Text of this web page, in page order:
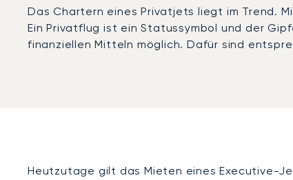
Das Chartern eines Privatjets liegt im Trend.
Ein Privatflug ist ein Statussymbol und der
finanziellen Mitteln möglich. Dafür sind
Heutzutage gilt das Mieten eines Executive-